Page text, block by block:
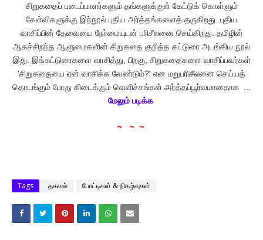
சிறுகதைப் படைப்பாளர்களும் தங்களுக்குள் கேட்டுக் கொள்ளும்
கேள்விகளுக்கு இந்நூல் புதிய அர்த்தங்களைத் தருகிறது. புதிய
வாசிப்பின் தேவையை நேர்மையுடன் பரிசீலனை செய்கிறது. தமிழின்
ஆகச்சிறந்த ஆளுமைகளின் சிறுகதை குறித்த கட்டுரை அடங்கிய நூல்
இது. இக்கட்டுரைகளை வாசித்து, பிறகு, சிறுகதைகளை வாசிப்பவர்கள்
'சிறுகதையை ஏன் வாசிக்க வேண்டும்?' என மறுபரிசீலனை செய்யத்
தொடங்கும் போது கிடைக்கும் வெளிச்சங்கள் அர்த்தப்பூர்வமானதாக ...
மேலும் படிக்க
~ ~ ~
Tags தகவல் போட்டிகள் & நிகழ்வுகள்